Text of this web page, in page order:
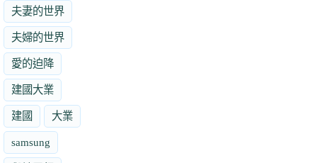
夫妻的世界
夫婦的世界
愛的迫降
建國大業
建國 大業
samsung